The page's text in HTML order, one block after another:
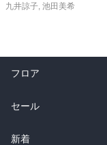
九井諒子 池田美希
フロア
総合
ラノベ
セール
総合
新着